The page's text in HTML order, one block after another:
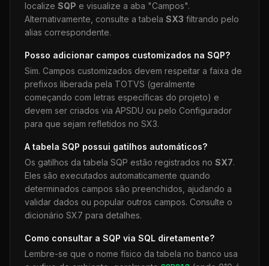
localize SQP e visualize a aba "Campos".
Alternativamente, consulte a tabela SX3 filtrando pelo
alias correspondente.
Posso adicionar campos customizados na SQP?
Sim. Campos customizados devem respeitar a faixa de
prefixos liberada pela TOTVS (geralmente
começando com letras específicas do projeto) e
devem ser criados via APSDU ou pelo Configurador
para que sejam refletidos no SX3.
A tabela SQP possui gatilhos automáticos?
Os gatilhos da tabela SQP estão registrados no SX7.
Eles são executados automaticamente quando
determinados campos são preenchidos, ajudando a
validar dados ou popular outros campos. Consulte o
dicionário SX7 para detalhes.
Como consultar a SQP via SQL diretamente?
Lembre-se que o nome físico da tabela no banco usa